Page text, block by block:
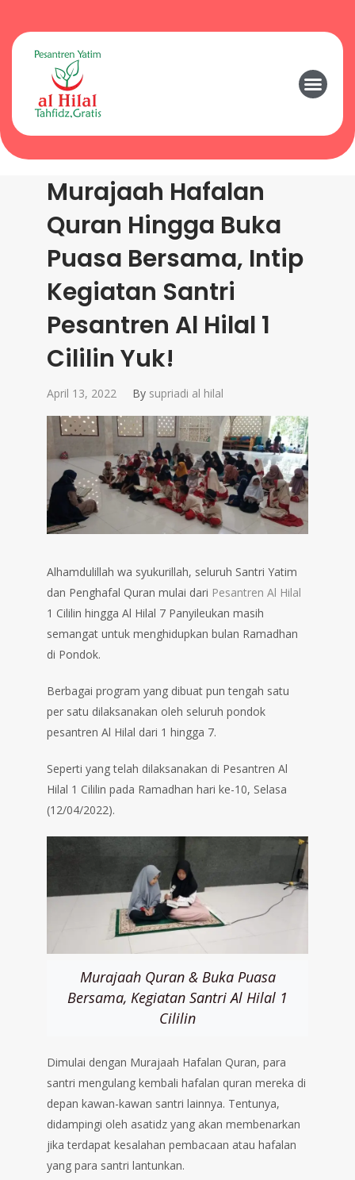
Murajaah Hafalan
Quran Hingga Buka
Puasa Bersama, Intip
Kegiatan Santri
Pesantren Al Hilal 1
Cililin Yuk!
April 13, 2022 By supriadi al hilal
Alhamdulillah wa syukurillah, seluruh Santri Yatim
dan Penghafal Quran mulai dari Pesantren Al Hilal
1 Cililin hingga Al Hilal 7 Panyileukan masih
semangat untuk menghidupkan bulan Ramadhan
di Pondok.
Berbagai program yang dibuat pun tengah satu
per satu dilaksanakan oleh seluruh pondok
pesantren Al Hilal dari 1 hingga 7.
Seperti yang telah dilaksanakan di Pesantren Al
Hilal 1 Cililin pada Ramadhan hari ke-10, Selasa
(12/04/2022).
Murajaah Quran & Buka Puasa
Bersama, Kegiatan Santri Al Hilal 1
Cililin
Dimulai dengan Murajaah Hafalan Quran, para
santri mengulang kembali hafalan quran mereka di
depan kawan-kawan santri lainnya. Tentunya,
didampingi oleh asatidz yang akan membenarkan
jika terdapat kesalahan pembacaan atau hafalan
yang para santri lantunkan.